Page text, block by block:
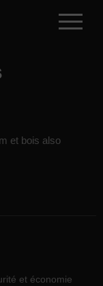
et bois also
et économie